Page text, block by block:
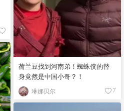
荷兰豆找到河南弟！蜘蛛侠的替
身竟然是中国小哥？！
琳娜贝尔 7